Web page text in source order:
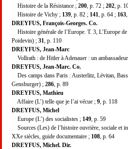
Histoire de la Résistance ; 200 , p. 72 ; 202 , p.
Histoire de Vichy ; 139 , p. 82 ; 141 , p. 64 ; 163
DREYFUS, François-Georges. Co.
Histoire générale de l’Europe. T. 3, L’Europe
Poidevin) ; 31 , p. 110
DREYFUS, Jean-Marc
Vollrath : de Hitler à Adenauer : un
DREYFUS, Jean-Marc. Co.
Des camps dans Paris : Austerlitz, Lévitan,
Gensburger) ; 286 , p. 89
DREYFUS, Mathieu
Affaire (L’) telle que je l’ai vécue ; 9 , p. 118
DREYFUS, Michel
Europe (L’) des socialistes ; 149 , p. 59
Sources (Les) de l’histoire ouvrière, sociale et
XXe siècles, guide documentaire ; 108 , p. 64
DREYFUS, Michel. Dir.